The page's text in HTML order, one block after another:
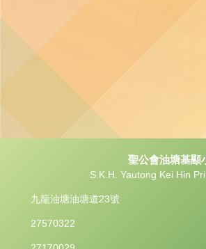
聖公會油塘基顯
S.K.H. Yautong Kei Hin
九龍油塘油塘道23號
27570322